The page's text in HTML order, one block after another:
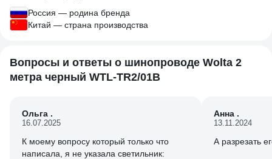
Россия — родина бренда
Китай — страна производства
Вопросы и ответы о шинопроводе Wolta 2
метра черный WTL-TR2/01B
Ольга .
16.07.2025
К моему вопросу который только что
написала, я не указала светильник:
Анна .
13.11.2024
А разрезать